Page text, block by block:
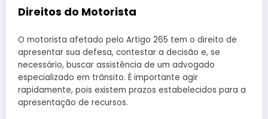
Direitos do Motorista
O motorista afetado pelo Artigo 265 tem o direito de
apresentar sua defesa, contestar a decisão e, se
necessário, buscar assistência de um advogado
especializado em trânsito. É importante agir
rapidamente, pois existem prazos estabelecidos para a
apresentação de recursos.